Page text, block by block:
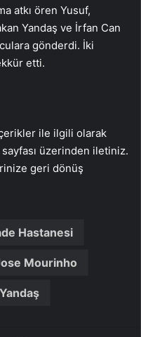
atkı ören Yusuf,
Yandaş ve İrfan Can
gönderdi. İki
etti.
ile ilgili olarak
üzerinden iletiniz.
geri dönüş
Hastanesi
Mourinho